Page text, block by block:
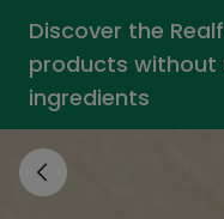
Discover the
products
ingredients